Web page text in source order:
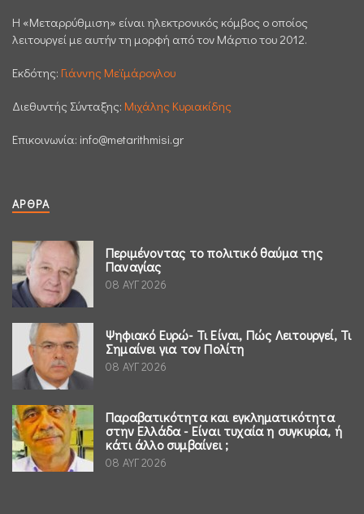
H «Μεταρρύθμιση» είναι ηλεκτρονικός κόμβος ο οποίος
λειτουργεί με αυτήν τη μορφή από τον Μάρτιο του 2012.
Εκδότης: Γιάννης Μεϊμάρογλου
Διεθυντής Σύνταξης: Μιχάλης Κυριακίδης
Επικοινωνία: info@metarithmisi.gr
ΆΡΘΡΑ
Περιμένοντας το πολιτικό θαύμα της
Παναγίας
08 ΑΥΓ 2026
Ψηφιακό Ευρώ- Τι Είναι, Πώς Λειτουργεί, Τι
Σημαίνει για τον Πολίτη
08 ΑΥΓ 2026
Παραβατικότητα και εγκληματικότητα
στην Ελλάδα - Είναι τυχαία η συγκυρία, ή
κάτι άλλο συμβαίνει ;
08 ΑΥΓ 2026